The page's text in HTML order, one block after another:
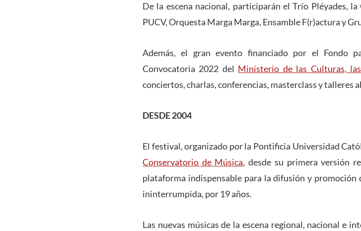
De la escena nacional, participarán el Trío Pléyades,
PUCV, Orquesta Marga Marga, Ensamble F(r)actura y
Además, el gran evento financiado por el Fondo
Convocatoria 2022 del Ministerio de las Culturas,
conciertos, charlas, conferencias, masterclass y talleres
DESDE 2004
El festival, organizado por la Pontificia Universidad
Conservatorio de Música, desde su primera versión
plataforma indispensable para la difusión y
ininterrumpida, por 19 años.
Las nuevas músicas de la escena regional, nacional e